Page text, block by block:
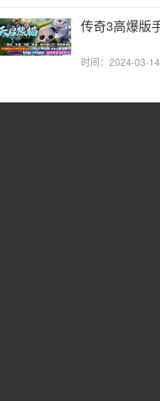
传奇3高爆版
时间：2024-03-